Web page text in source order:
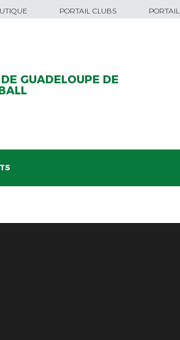
PORTAIL CLUBS
GUADELOUPE DE